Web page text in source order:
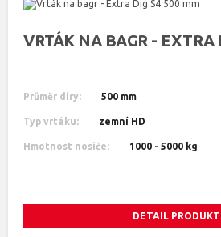
VRTÁK NA BAGR - EXTRA
Průměr díry: 500 mm
Typ vrtáku: zemní HD
Hmotnost nosiče: 1000 - 5000 kg
DETAIL